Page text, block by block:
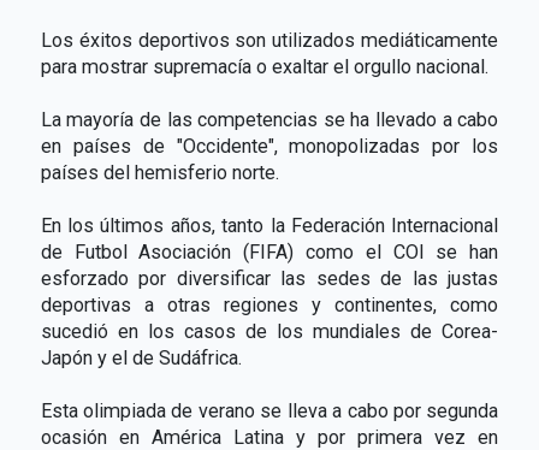
Los éxitos deportivos son utilizados mediáticamente
para mostrar supremacía o exaltar el orgullo nacional.
La mayoría de las competencias se ha llevado a cabo
en países de "Occidente", monopolizadas por los
países del hemisferio norte.
En los últimos años, tanto la Federación Internacional
de Futbol Asociación (FIFA) como el COI se han
esforzado por diversificar las sedes de las justas
deportivas a otras regiones y continentes, como
sucedió en los casos de los mundiales de Corea-
Japón y el de Sudáfrica.
Esta olimpiada de verano se lleva a cabo por segunda
ocasión en América Latina y por primera vez en